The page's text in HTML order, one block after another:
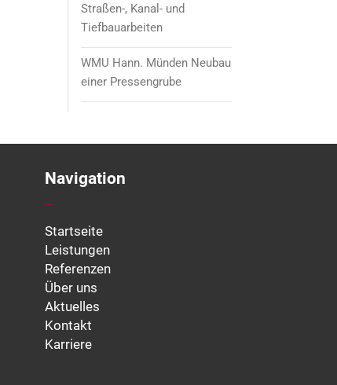
Straßen-, Kanal- und
Tiefbauarbeiten
WMU Hann. Münden Neubau
einer Pressengrube
Navigation
Startseite
Leistungen
Referenzen
Über uns
Aktuelles
Kontakt
Karriere